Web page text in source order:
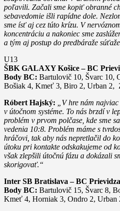
poľavili. Začali sme kopiť obranné
sebavedomie išli rapídne dole.
sme ísť aj cez túto krízu. V
koncentráciu a nakoniec sme
a tým aj postup do predbáraže
U13
ŠBK GALAXY Košice – BC
Body BC: Bartulovič 10, Švarc 10,
Bošiak 4, Kmeť 3, Biro 2, Urban 2,
Róbert Hajský:
„V hre nám
v útočnom systéme. To nás brzdí v
problém v prvom polčase, kde sme
vedenia 10:8. Problém máme s
hráčovi, tak aby nás nepretlačil do
útoku pri kontakte odskakujeme od
však zlepšili útočnú fázu a dokázali
skorigovať.“
Inter SB Bratislava – BC
Body BC: Bartulovič 15, Švarc 8,
Kmeť 4, Horniak 3, Ondro 2, Urban